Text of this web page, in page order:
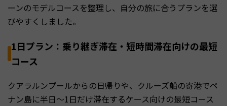
ーンのモデルコースを整理し、自分の旅に合うプランを選
びやすくしました。
1日プラン：乗り継ぎ滞在・短時間滞在向けの最短
コース
クアラルンプールからの日帰りや、クルーズ船の寄港でペ
ナン島に半日〜1日だけ滞在するケース向けの最短コース